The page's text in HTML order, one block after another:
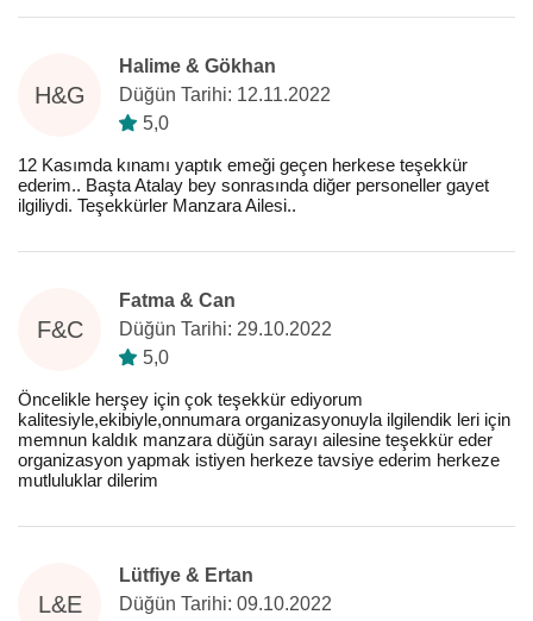
H&G
Halime & Gökhan
Düğün Tarihi: 12.11.2022
5,0
12 Kasımda kınamı yaptık emeği geçen herkese teşekkür
ederim.. Başta Atalay bey sonrasında diğer personeller gayet
ilgiliydi. Teşekkürler Manzara Ailesi..
F&C
Fatma & Can
Düğün Tarihi: 29.10.2022
5,0
Öncelikle herşey için çok teşekkür ediyorum
kalitesiyle,ekibiyle,onnumara organizasyonuyla ilgilendik leri için
memnun kaldık manzara düğün sarayı ailesine teşekkür eder
organizasyon yapmak istiyen herkeze tavsiye ederim herkeze
mutluluklar dilerim
L&E
Lütfiye & Ertan
Düğün Tarihi: 09.10.2022